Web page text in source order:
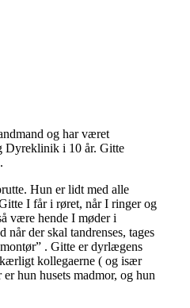
og har været
Dyreklinik i 10 år. Gitte
Hun er lidt med alle
I får i røret, når I ringer og
være hende I møder i
når der skal tandrenses, tages
. Gitte er dyrlægens
kollegaerne ( og især
hun husets madmor, og hun